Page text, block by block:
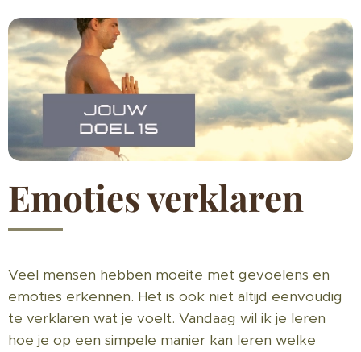
Emoties verklaren
Veel mensen hebben moeite met gevoelens en
emoties erkennen. Het is ook niet altijd eenvoudig
te verklaren wat je voelt. Vandaag wil ik je leren
hoe je op een simpele manier kan leren welke